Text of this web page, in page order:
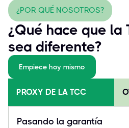
¿POR QUÉ NOSOTROS?
¿Qué hace que la
sea diferente?
Empiece hoy mismo
PROXY DE LA TCC
Pasando la garantía